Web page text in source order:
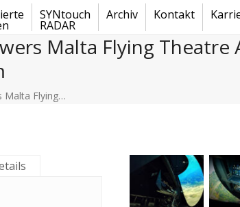
SYNtouch
RADAR
Archiv Kontakt
Malta Flying Theatre
Malta Flying…